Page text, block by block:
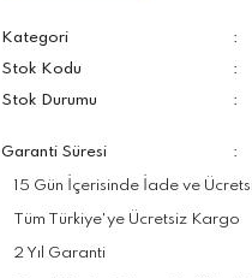
Kategori
Stok Kodu
Stok Durumu
Garanti Süresi
15 Gün İçerisinde İade ve
Tüm Türkiye'ye Ücretsiz Kargo
2 Yıl Garanti